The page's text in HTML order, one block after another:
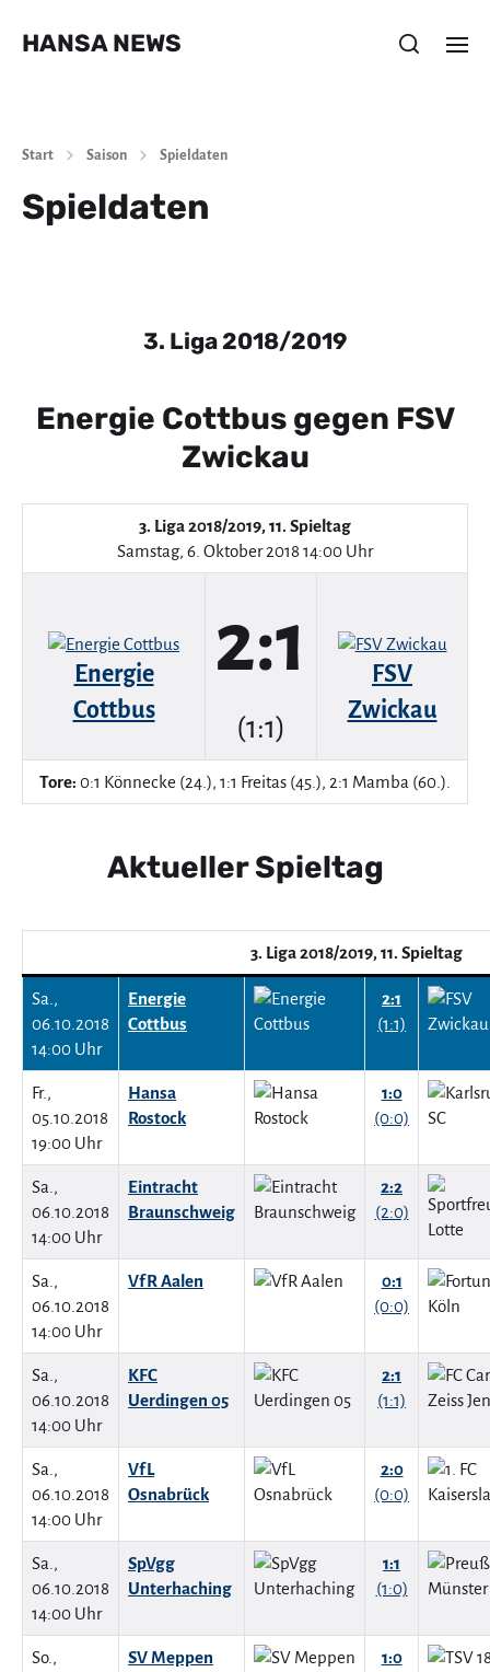
HANSA NEWS
Start Saison Spieldaten
Spieldaten
3. Liga 2018/2019
Energie Cottbus gegen FSV
Zwickau
3. Liga 2018/2019, 11. Spieltag
Samstag, 6. Oktober 2018 14:00 Uhr
Energie
Cottbus
2:1
(1:1)
FSV
Zwickau
Tore: 0:1 Könnecke (24.), 1:1 Freitas (45.), 2:1 Mamba (60.).
Aktueller Spieltag
3. Liga 2018/2019, 11. Spieltag
Sa.,
06.10.2018
14:00 Uhr
Energie
Cottbus
2:1
(1:1)
Fr.,
05.10.2018
19:00 Uhr
Hansa
Rostock
1:0
(0:0)
Sa.,
06.10.2018
14:00 Uhr
Eintracht
Braunschweig
2:2
(2:0)
Sa.,
06.10.2018
14:00 Uhr
VfR Aalen
0:1
(0:0)
Sa.,
06.10.2018
14:00 Uhr
KFC
Uerdingen 05
2:1
(1:1)
Sa.,
06.10.2018
14:00 Uhr
VfL
Osnabrück
2:0
(0:0)
Sa.,
06.10.2018
14:00 Uhr
SpVgg
Unterhaching
1:1
(1:0)
So.,
SV Meppen
1:0